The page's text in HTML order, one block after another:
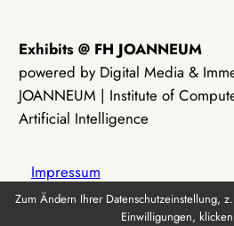
Exhibits @ FH JOANNEUM
powered by Digital Media &
JOANNEUM | Institute of
Artificial Intelligence
Impressum
Zum Ändern Ihrer Datenschutzeinstellung,
Einwilligungen,